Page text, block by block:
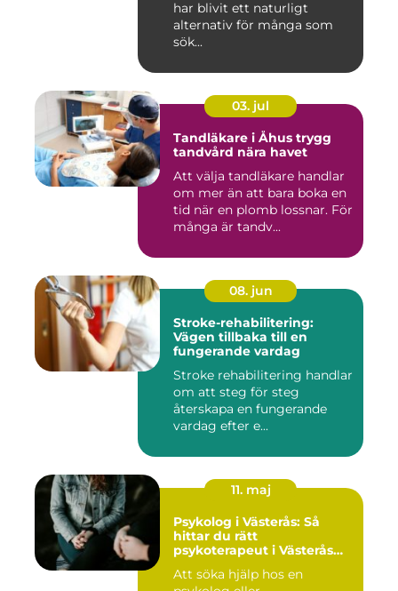
har blivit ett naturligt
alternativ för många som
sök...
03. jul
Tandläkare i Åhus trygg
tandvård nära havet
Att välja tandläkare handlar
om mer än att bara boka en
tid när en plomb lossnar. För
många är tandv...
08. jun
Stroke-rehabilitering:
Vägen tillbaka till en
fungerande vardag
Stroke rehabilitering handlar
om att steg för steg
återskapa en fungerande
vardag efter e...
11. maj
Psykolog i Västerås: Så
hittar du rätt
psykoterapeut i Västerås
Att söka hjälp hos en